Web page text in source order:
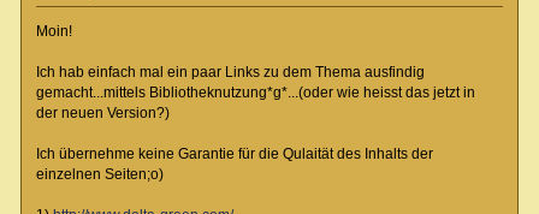
Moin!
Ich hab einfach mal ein paar Links zu dem Thema ausfindig
gemacht...mittels Bibliotheknutzung*g*...(oder wie heisst das jetzt in
der neuen Version?)
Ich übernehme keine Garantie für die Qulaität des Inhalts der
einzelnen Seiten;o)